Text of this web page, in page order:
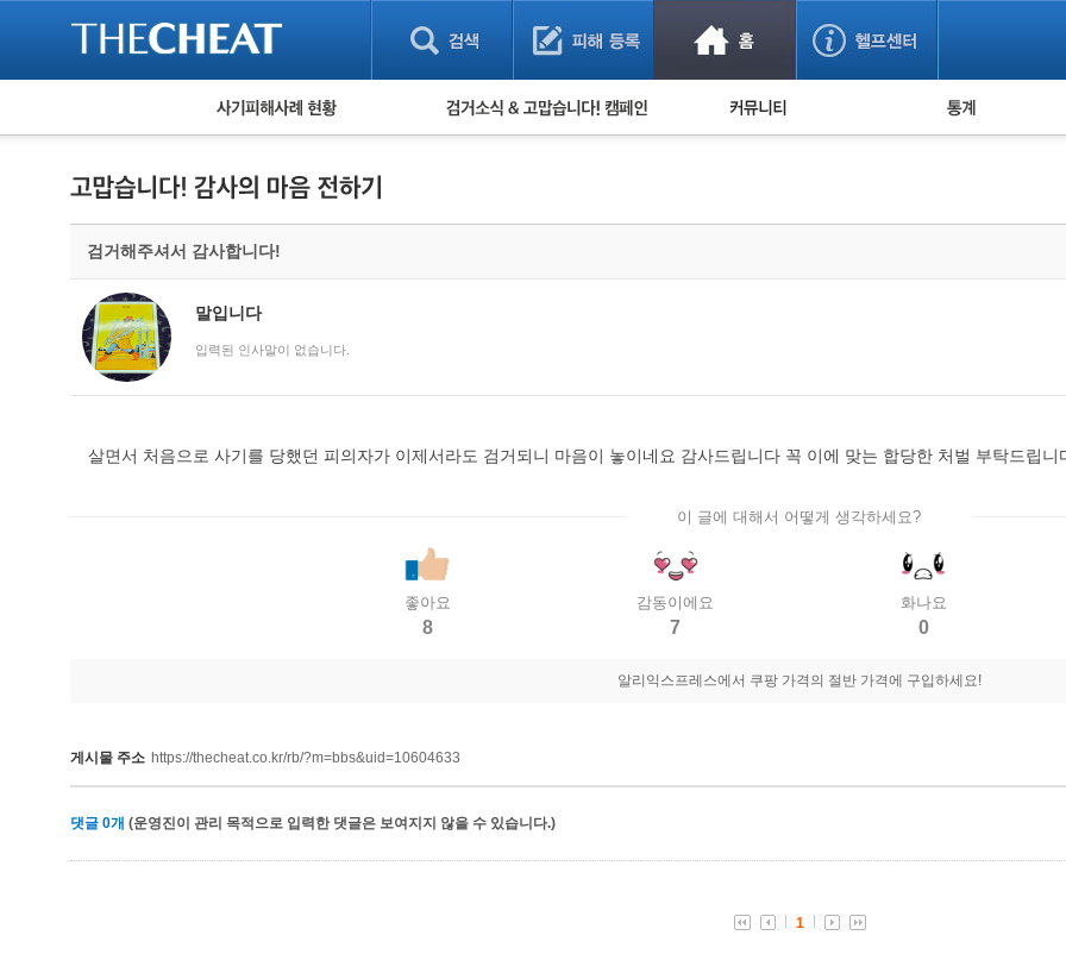
피해사례 현황
게임 · 비실물 피해사례
보이스피싱 피해사례
유해사이트 목록
비공개 피해사례
검거 소식 사기 예방했어요! 누적 피해사례 통계
검거해주셔서 감사합니다!
말입니다
입력된 인사말이 없습니다.
살면서 처음으로 사기를 당했던 피의자가 이제서라도 검거되니 마음이 놓이네요 감사드립니다 꼭 이에 맞는 합당한 처벌 부탁드립니
이 글에 대해서 어떻게 생각하세요?
좋아요
8
감동이에요
7
화나요
0
알리익스프레스에서 쿠팡 가격의 절반 가격에 구입하세요!
게시물 주소 https://thecheat.co.kr/rb/?m=bbs&uid=10604633
댓글 0개 (운영진이 관리 목적으로 입력한 댓글은 보여지지 않을 수 있습니다.)